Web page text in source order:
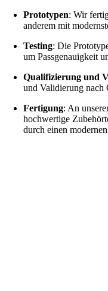
Prototypen: Wir
anderem mit
Testing: Die
um Passgenauigkeit
Qualifizierung und
und Validierung nach
Fertigung: An
hochwertige
durch einen